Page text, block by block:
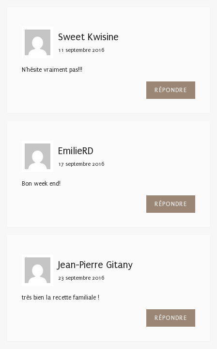
Sweet Kwisine
11 septembre 2016
N'hésite vraiment pas!!!
RÉPONDRE
EmilieRD
17 septembre 2016
Bon week end!
RÉPONDRE
Jean-Pierre Gitany
23 septembre 2016
très bien la recette familiale !
RÉPONDRE